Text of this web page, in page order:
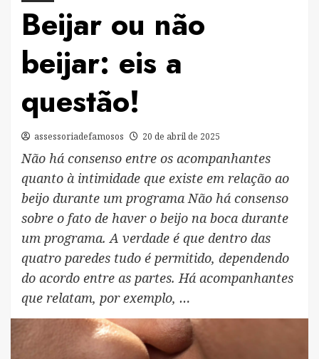
Beijar ou não
beijar: eis a
questão!
assessoriadefamosos 20 de abril de 2025
Não há consenso entre os acompanhantes
quanto à intimidade que existe em relação ao
beijo durante um programa Não há consenso
sobre o fato de haver o beijo na boca durante
um programa. A verdade é que dentro das
quatro paredes tudo é permitido, dependendo
do acordo entre as partes. Há acompanhantes
que relatam, por exemplo, …